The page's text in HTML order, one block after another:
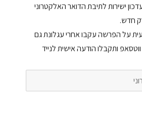
ישירות לתיבת הדואר האלקטרוני
חדש.
על הפרשה עקבו אחרי עגלונת גם
ותקבלו הודעה אישית לנייד